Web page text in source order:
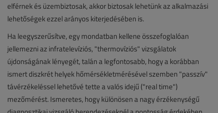
elférnek és üzembiztosak, akkor biztosak lehetünk az alkalmazási
lehetőségek ezzel arányos kiterjedésében is.
Ha leegyszerűsítve, egy mondatban kellene összefoglalóan
jellemezni az infratelevíziós, "thermovíziós" vizsgálatok
újdonságának lényegét, talán a legfontosabb, hogy a korábban
ismert diszkrét helyek hőmérsékletmérésével szemben "passzív"
távérzékeléssel lehetővé tette a valós idejű ("real time")
mezőmérést. Ismeretes, hogy különösen a nagy érzékenységű